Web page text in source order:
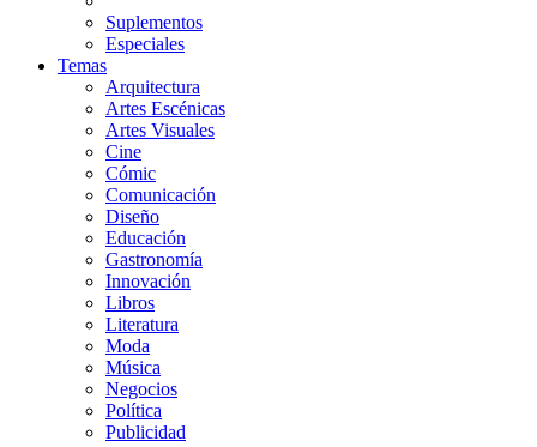
Suplementos
Especiales
Temas
Arquitectura
Artes Escénicas
Artes Visuales
Cine
Cómic
Comunicación
Diseño
Educación
Gastronomía
Innovación
Libros
Literatura
Moda
Música
Negocios
Política
Publicidad